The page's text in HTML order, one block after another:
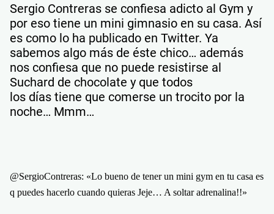
Sergio Contreras se confiesa adicto al Gym y
por eso tiene un mini gimnasio en su casa. Así
es como lo ha publicado en Twitter. Ya
sabemos algo más de éste chico… además
nos confiesa que no puede resistirse al
Suchard de chocolate y que todos
los días tiene que comerse un trocito por la
noche… Mmm…
@SergioContreras: «Lo bueno de tener un mini gym en tu casa es
q puedes hacerlo cuando quieras Jeje… A soltar adrenalina!!»